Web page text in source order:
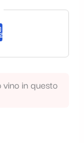
in questo